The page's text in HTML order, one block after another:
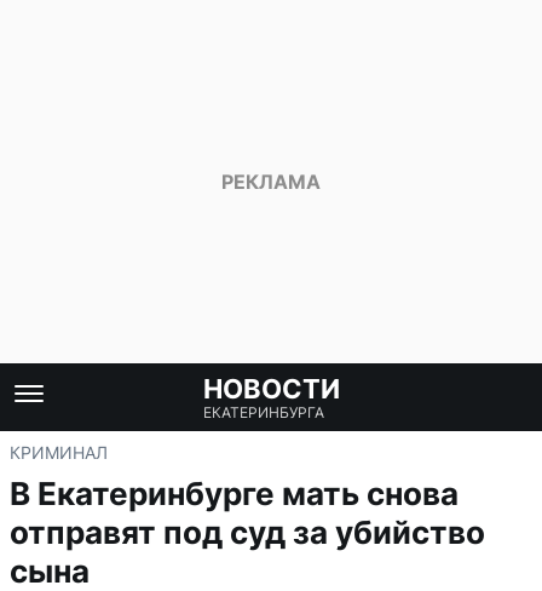
НОВОСТИ
ЕКАТЕРИНБУРГА
КРИМИНАЛ
В Екатеринбурге мать снова
отправят под суд за убийство
сына